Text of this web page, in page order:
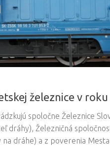
železnice v roku
spoločne Železnice
dráhy), Železničná
dráhe) a z poverenia Mesta